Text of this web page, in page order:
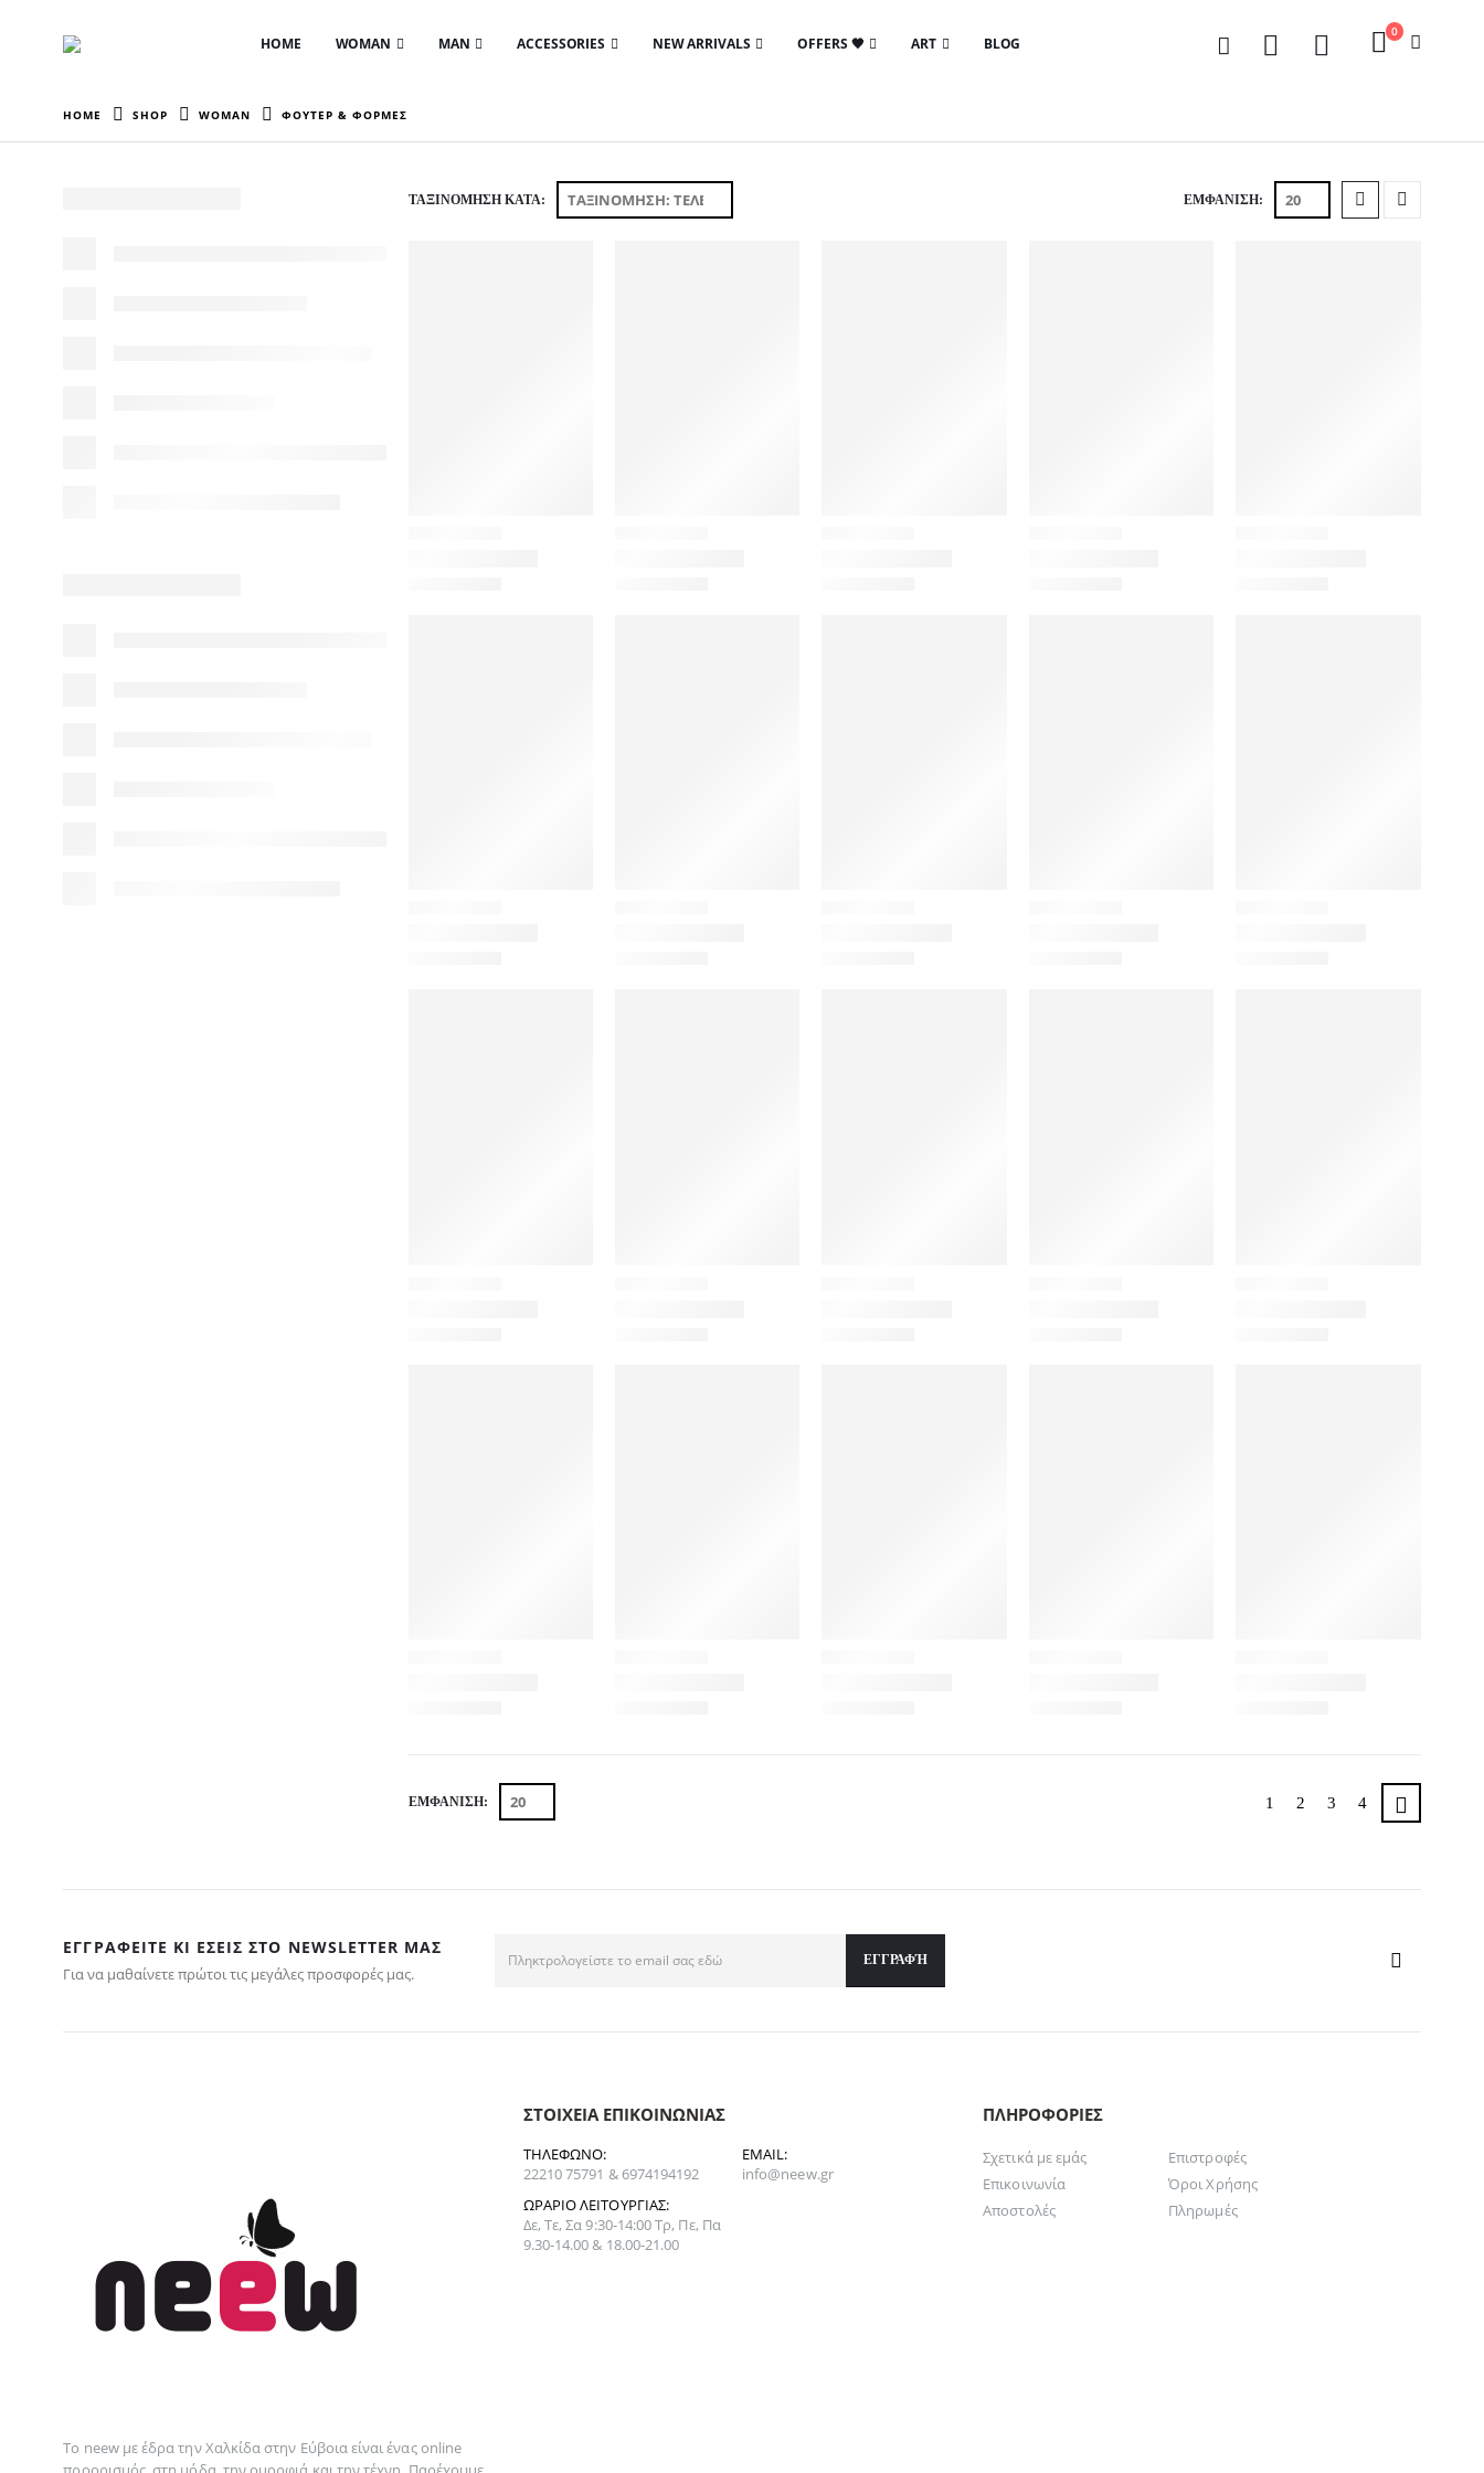
HOME WOMAN MAN ACCESSORIES NEW ARRIVALS OFFERS 🖤 ART BLOG
0
HOME SHOP WOMAN ΦΟΥΤΕΡ & ΦΟΡΜΕΣ
ΤΑΞΙΝΌΜΗΣΗ ΚΑΤΆ: ΕΜΦΆΝΙΣΗ:
ΕΜΦΆΝΙΣΗ: 1 2 3 4
ΕΓΓΡΑΦΕΊΤΕ ΚΙ ΕΣΕΊΣ ΣΤΟ NEWSLETTER ΜΑΣ
Για να μαθαίνετε πρώτοι τις μεγάλες προσφορές μας.
Το neew με έδρα την Xαλκίδα στην Εύβοια είναι ένας online
ΣΤΟΙΧΕΊΑ ΕΠΙΚΟΙΝΩΝΊΑΣ
ΤΗΛΈΦΩΝΟ:
22210 75791 & 6974194192
EMAIL:
info@neew.gr
ΩΡΆΡΙΟ ΛΕΙΤΟΥΡΓΊΑΣ:
Δε, Τε, Σα 9:30-14:00 Τρ, Πε, Πα
9.30-14.00 & 18.00-21.00
ΠΛΗΡΟΦΟΡΊΕΣ
Σχετικά με εμάς
Επικοινωνία
Αποστολές
Επιστροφές
Όροι Χρήσης
Πληρωμές